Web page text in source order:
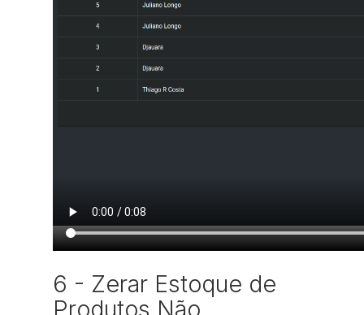
6 - Zerar Estoque de
Produtos Não